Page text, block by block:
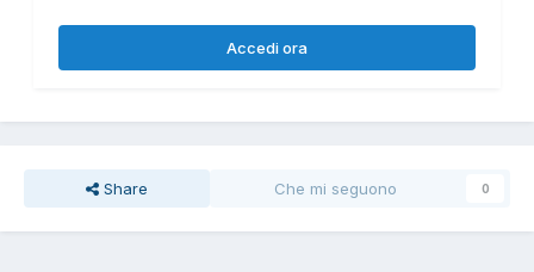
Accedi ora
Share Che mi seguono 0